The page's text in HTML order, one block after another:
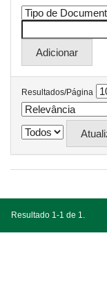
Resultados/Página
Resultado 1-1 de 1.